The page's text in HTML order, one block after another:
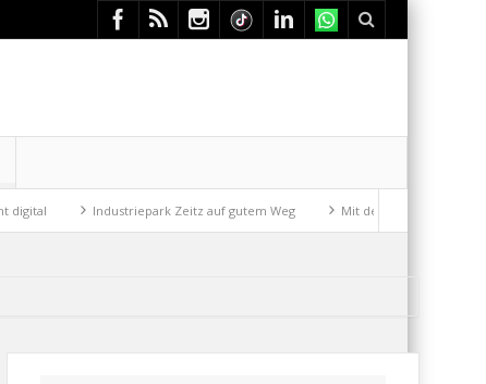
Industriepark Zeitz auf gutem Weg Mit der Drahtseilbahn zur